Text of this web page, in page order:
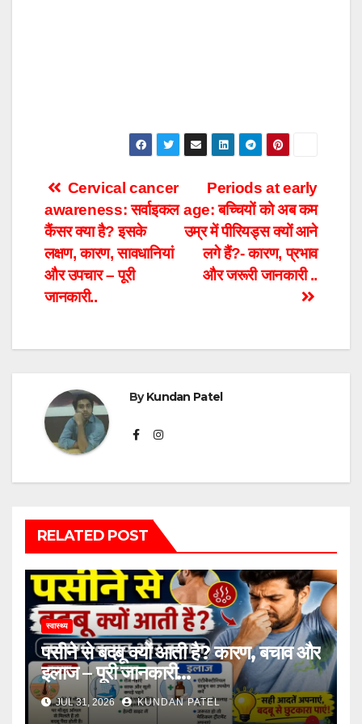
Post
navigation
Periods at early
age: बच्चियों को अब कम
उम्र में पीरियड्स क्यों आने
लगे हैं?- कारण, प्रभाव
और जरूरी जानकारी ..
Cervical cancer
awareness: सर्वाइकल
कैंसर क्या है? इसके
लक्षण, कारण, सावधानियां
और उपचार – पूरी
जानकारी..
ByKundan Patel
RELATED POST
स्वास्थ्य
पसीने से बदबू क्यों आती है? कारण, बचाव और
इलाज – पूरी जानकारी…
JUL 31, 2026 KUNDAN PATEL